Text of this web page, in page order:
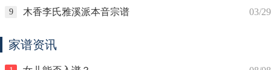
03/29
9 木香李氏雅溪派本音宗谱
家谱资讯